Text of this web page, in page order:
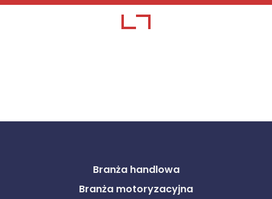
Branża handlowa
Branża motoryzacyjna